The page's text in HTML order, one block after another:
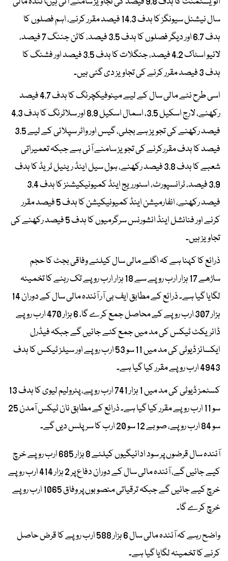
سال نیشنل سیونگز کا ہدف 14.3 فیصد مقرر کرنے، اہم فصلوں کا
ہدف 6.7 اور دیگر فصلوں کا ہدف 3.5 فیصد، کاٹن جننگ 7 فیصد،
لائیو اسٹاک 4.2 فیصد، جنگلات کا ہدف 3.5 فیصد اور فشنگ کا
ہدف 3 فیصد مقرر کرنے کی تجاویز دی گئی ہیں۔
اسی طرح نئے مالی سال کے لیے مینوفیکچرنگ کا ہدف 4.7 فیصد
رکھنے، لارج اسکیل 3.5، اسمال اسکیل 8.9 اور سلاٹرنگ کا ہدف 4.3
فیصد رکھنے کی تجویز ہے بجلی، گیس اور واٹر سپلائی کے لیے 3.5
فیصد کا ہدف مقررکرنے کی تجویز سامنے آئی ہے جبکہ تعمیراتی
شعبے کا ہدف 3.8 فیصد رکھنے، ہول سیل اینڈ ریٹیل ٹریڈ کا ہدف
3.9 فیصد، ٹرانسپورٹ، اسٹورریج اینڈ کمیونیکیشنز کا ہدف 3.4
فیصد رکھنے، انفارمیشن اینڈ کمیونیکیشن کا ہدف 5 فیصد مقرر
کرنے اور فنانشل اینڈ انشورنس سرگرمیوں کا ہدف 5 فیصد رکھنے کی
تجاویز ہیں۔
ذرائع کا کہنا ہے کہ اگلے مالی سال کیلئے وفاقی بجٹ کا حجم
ساڑھے 17 ہزار ارب روپے سے 18 ہزار ارب روپے تک رہنے کا تخمینہ
لگایا گیا ہے۔ ذرائع کے مطابق ایف بی آر آئندہ مالی سال کے دوران 14
ہزار 307 ارب روپے کے محاصل جمع کرے گا، 6 ہزار 470 ارب روپے
ڈائریکٹ ٹیکس کی مد میں جمع کئے جائیں گے جبکہ فیڈرل
ایکسائز ڈیوٹی کی مد میں 11 سو 53 ارب روپے اور سیلز ٹیکس کا ہدف
4943 ارب روپے مقرر کیا گیا ہے۔
کسٹمز ڈیوٹی کی مد میں 1 ہزار 741 ارب روپے، پٹرولیم لیوی کا ہدف 13
سو 11 ارب روپے مقرر کیا گیا ہے۔ ذرائع کے مطابق نان ٹیکس آمدن 25
سو 84 ارب روپے، صوبے 12 سو 20 ارب کا سرپلس دیں گے۔
آئندہ سال قرضوں پر سود ادائیگیوں کیلئے 8 ہزار 685 ارب روپے خرچ
کیے جائیں گے، آئندہ مالی سال کے دوران دفاع پر 2 ہزار 414 ارب روپے
خرچ کیے جائیں گے جبکہ ترقیاتی منصوبوں پر وفاق 1065 ارب روپے
خرچ کرے گا۔
واضح رہے کہ آئندہ مالی سال 6 ہزار 588 ارب روپے کا قرض حاصل
کرنے کا تخمینہ لگایا گیا ہے۔